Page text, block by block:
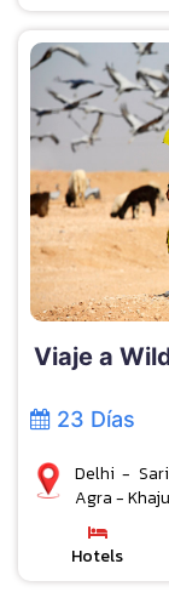
Viaje a
23 Días
Delhi -
Agra -
Hotels